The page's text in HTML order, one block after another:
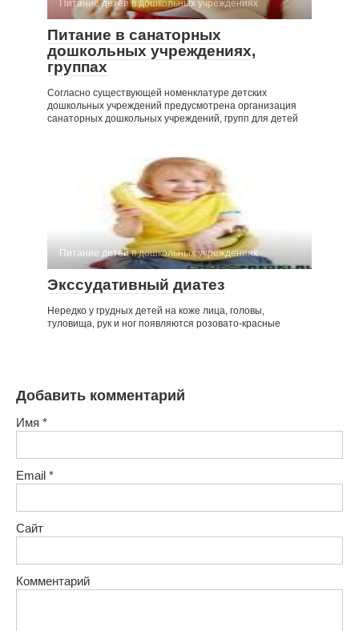
Питание детей в дошкольных учреждениях
Питание в санаторных
дошкольных учреждениях,
группах
Согласно существующей номенклатуре детских
дошкольных учреждений предусмотрена организация
санаторных дошкольных учреждений, групп для детей
Питание детей в дошкольных учреждениях
Экссудативный диатез
Нередко у грудных детей на коже лица, головы,
туловища, рук и ног появляются розовато-красные
Добавить комментарий
Имя *
Email *
Сайт
Комментарий